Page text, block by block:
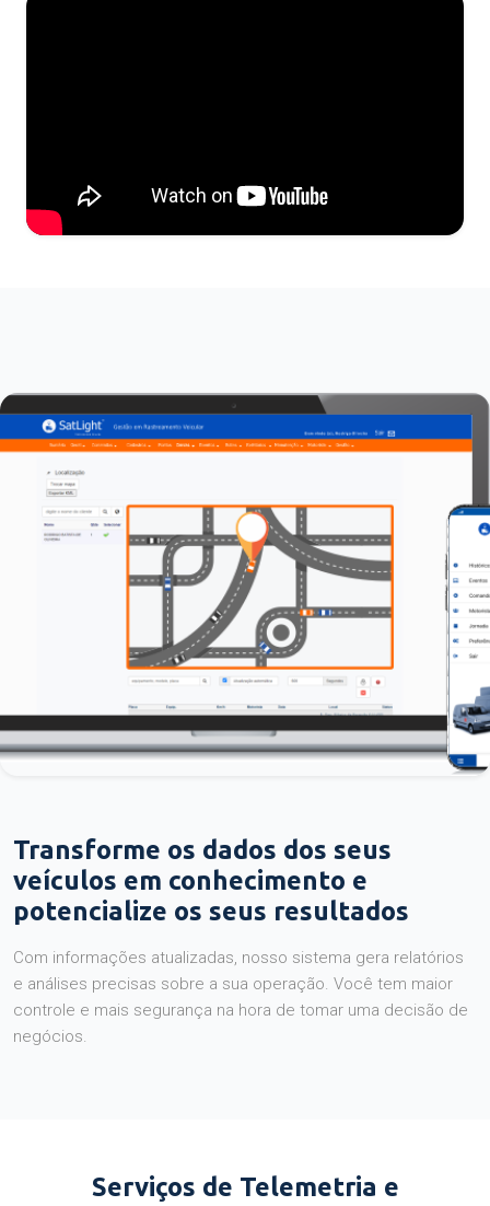
Transforme os dados dos seus
veículos em conhecimento e
potencialize os seus resultados
Com informações atualizadas, nosso sistema gera relatórios
e análises precisas sobre a sua operação. Você tem maior
controle e mais segurança na hora de tomar uma decisão de
negócios.
Serviços de Telemetria e